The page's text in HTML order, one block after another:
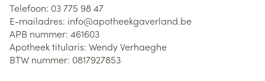
Telefoon: 03 775 98 47
E-mailadres: info@apotheekgaverland.be
APB nummer: 461603
Apotheek titularis: Wendy Verhaeghe
BTW nummer: 0817927853